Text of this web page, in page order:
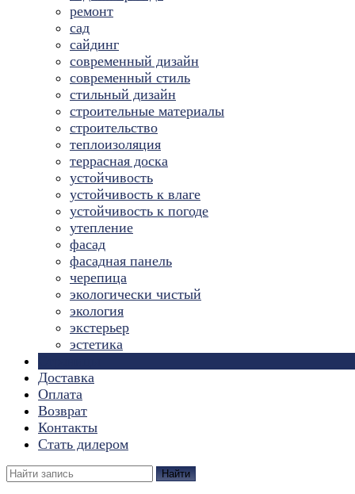
ремонт
сад
сайдинг
современный дизайн
современный стиль
стильный дизайн
строительные материалы
строительство
теплоизоляция
террасная доска
устойчивость
устойчивость к влаге
устойчивость к погоде
утепление
фасад
фасадная панель
черепица
экологически чистый
экология
экстерьер
эстетика
Доставка
Оплата
Возврат
Контакты
Стать дилером
Найти